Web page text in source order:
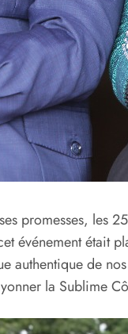
promesses, les
événement
de
la Sublime